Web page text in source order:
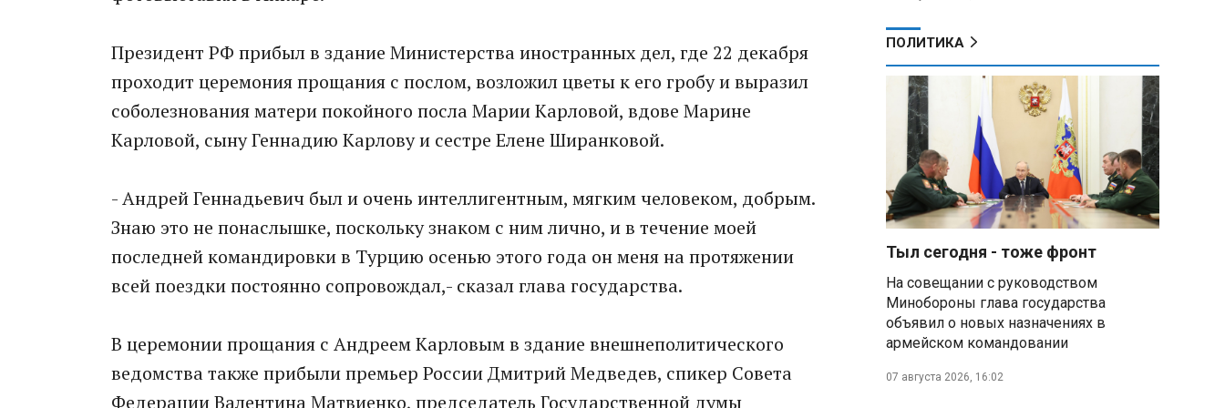
Президент РФ прибыл в здание Министерства иностранных дел, где 22 декабря
проходит церемония прощания с послом, возложил цветы к его гробу и выразил
соболезнования матери покойного посла Марии Карловой, вдове Марине
Карловой, сыну Геннадию Карлову и сестре Елене Ширанковой.
- Андрей Геннадьевич был и очень интеллигентным, мягким человеком, добрым.
Знаю это не понаслышке, поскольку знаком с ним лично, и в течение моей
последней командировки в Турцию осенью этого года он меня на протяжении
всей поездки постоянно сопровождал,- сказал глава государства.
В церемонии прощания с Андреем Карловым в здание внешнеполитического
ведомства также прибыли премьер России Дмитрий Медведев, спикер Совета
Федерации Валентина Матвиенко, председатель Государственной думы
ПОЛИТИКА
Тыл сегодня - тоже фронт
На совещании с руководством
Минобороны глава государства
объявил о новых назначениях в
армейском командовании
07 августа 2026, 16:02